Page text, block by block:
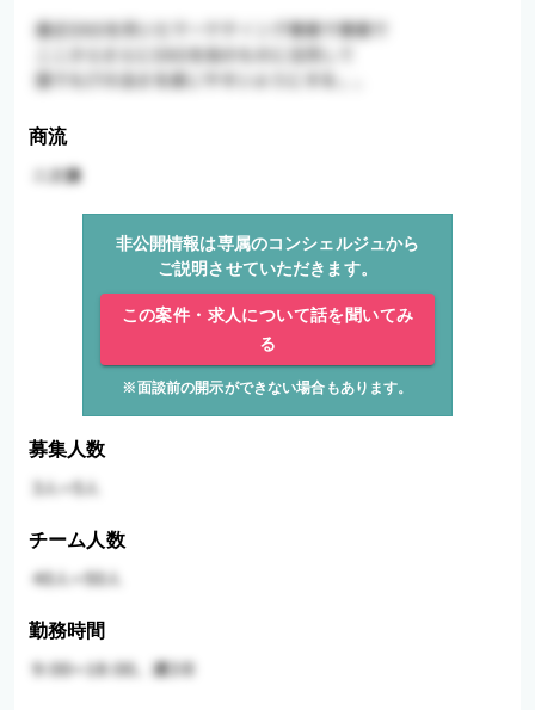
商流
非公開情報は専属のコンシェルジュから
ご説明させていただきます。
この案件・求人について話を聞いてみ
る
※面談前の開示ができない場合もあります。
募集人数
チーム人数
勤務時間